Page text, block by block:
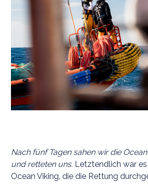
Nach fünf Tagen sahen wir die
und retteten uns. Letztendlich war
Ocean Viking, die die Rettung